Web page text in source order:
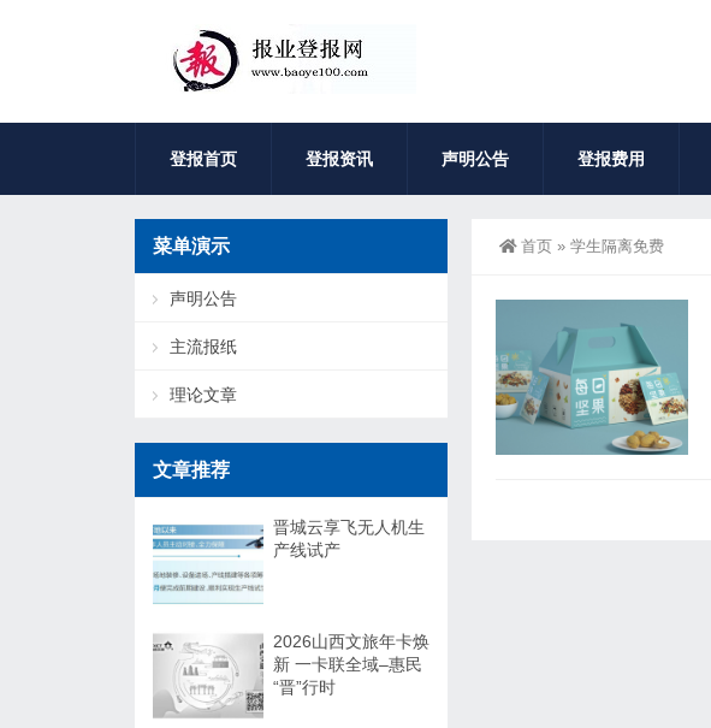
登报首页 登报资讯 声明公告 登报费用
首页 » 学生隔离免费
菜单演示
声明公告
主流报纸
理论文章
文章推荐
晋城云享飞无人机生
产线试产
2026山西文旅年卡焕
新 一卡联全域–惠民
“晋”行时